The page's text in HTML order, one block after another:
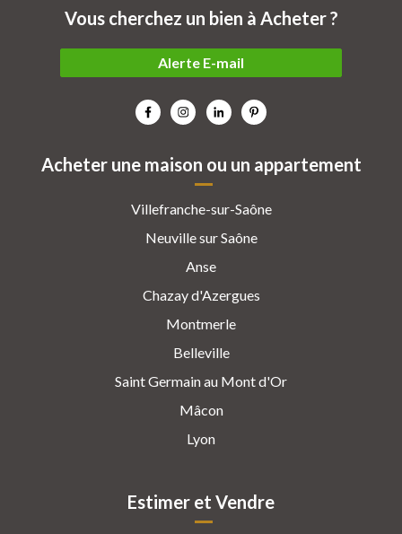
Acheter une maison ou un appartement
Villefranche-sur-Saône
Neuville sur Saône
Anse
Chazay d'Azergues
Montmerle
Belleville
Saint Germain au Mont d'Or
Mâcon
Lyon
Estimer et Vendre
Vous cherchez un bien à Acheter ?
Alerte E-mail